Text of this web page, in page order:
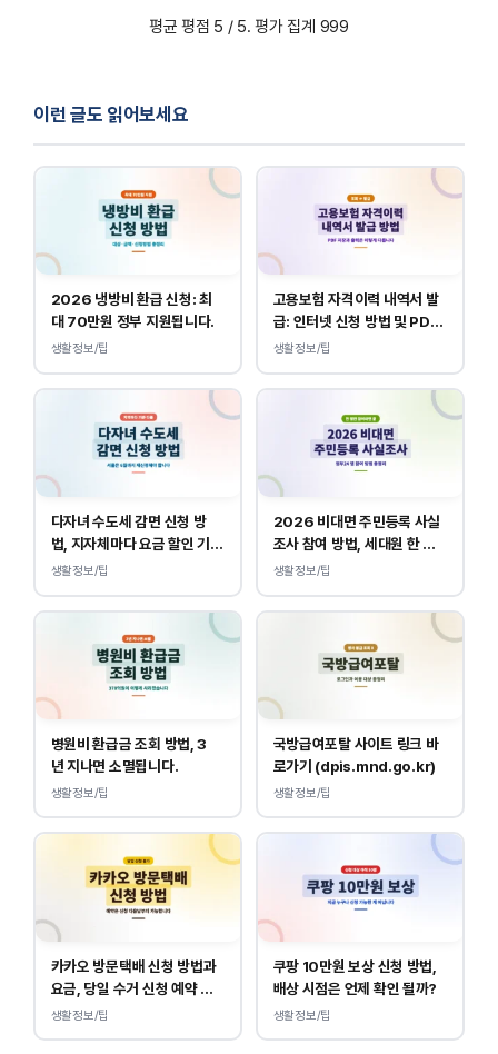
평균 평점 5 / 5. 평가 집계 999
이런 글도 읽어보세요
2026 냉방비 환급 신청: 최
대 70만원 정부 지원됩니다.
생활정보/팁
고용보험 자격이력 내역서 발
급: 인터넷 신청 방법 및 PDF
양식 출력
생활정보/팁
다자녀 수도세 감면 신청 방
법, 지자체마다 요금 할인 기준
이 다릅니다.
생활정보/팁
2026 비대면 주민등록 사실
조사 참여 방법, 세대원 한 명
만 하면 됩니다.
생활정보/팁
병원비 환급금 조회 방법, 3
년 지나면 소멸됩니다.
생활정보/팁
국방급여포탈 사이트 링크 바
로가기 (dpis.mnd.go.kr)
생활정보/팁
카카오 방문택배 신청 방법과
요금, 당일 수거 신청 예약 안
내
생활정보/팁
쿠팡 10만원 보상 신청 방법,
배상 시점은 언제 확인 될까?
생활정보/팁